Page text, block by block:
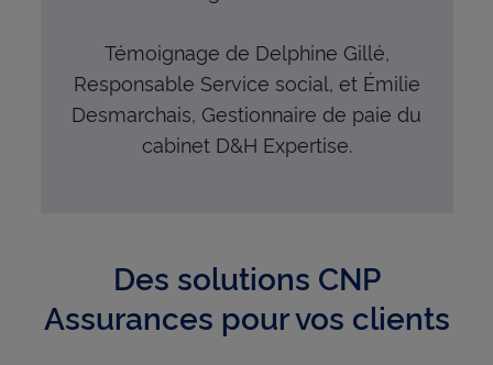
Témoignage de Delphine Gillé,
Responsable Service social, et Émilie
Desmarchais, Gestionnaire de paie du
cabinet D&H Expertise.
Des solutions CNP
Assurances pour vos clients